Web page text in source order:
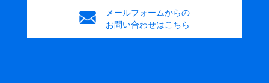
メールフォームからの
お問い合わせはこちら